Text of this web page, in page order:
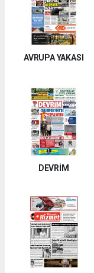
AVRUPA YAKASI
DEVRİM